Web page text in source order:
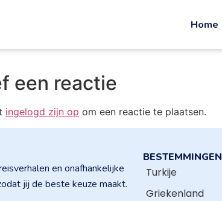
Home
een reactie
ingelogd zijn op om een reactie te plaatsen.
en onafhankelijke
jij de beste keuze maakt.
BESTEMMINGEN
Turkije
Griekenland